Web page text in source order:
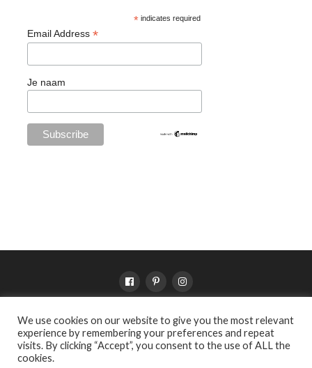
* indicates required
Email Address *
Je naam
SHOP VERKOOPPUNTEN VOORWAARDEN
PRIVACY
OVER WILDEBRAS
We use cookies on our website to give you the most relevant
experience by remembering your preferences and repeat
visits. By clicking “Accept”, you consent to the use of ALL the
cookies.